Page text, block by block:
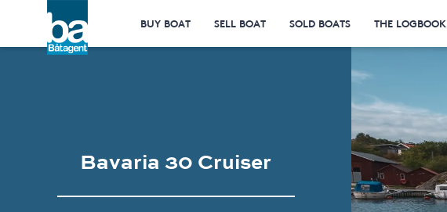
BUY BOAT SELL BOAT SOLD BOATS THE LOGBOOK
Bavaria 30 Cruiser